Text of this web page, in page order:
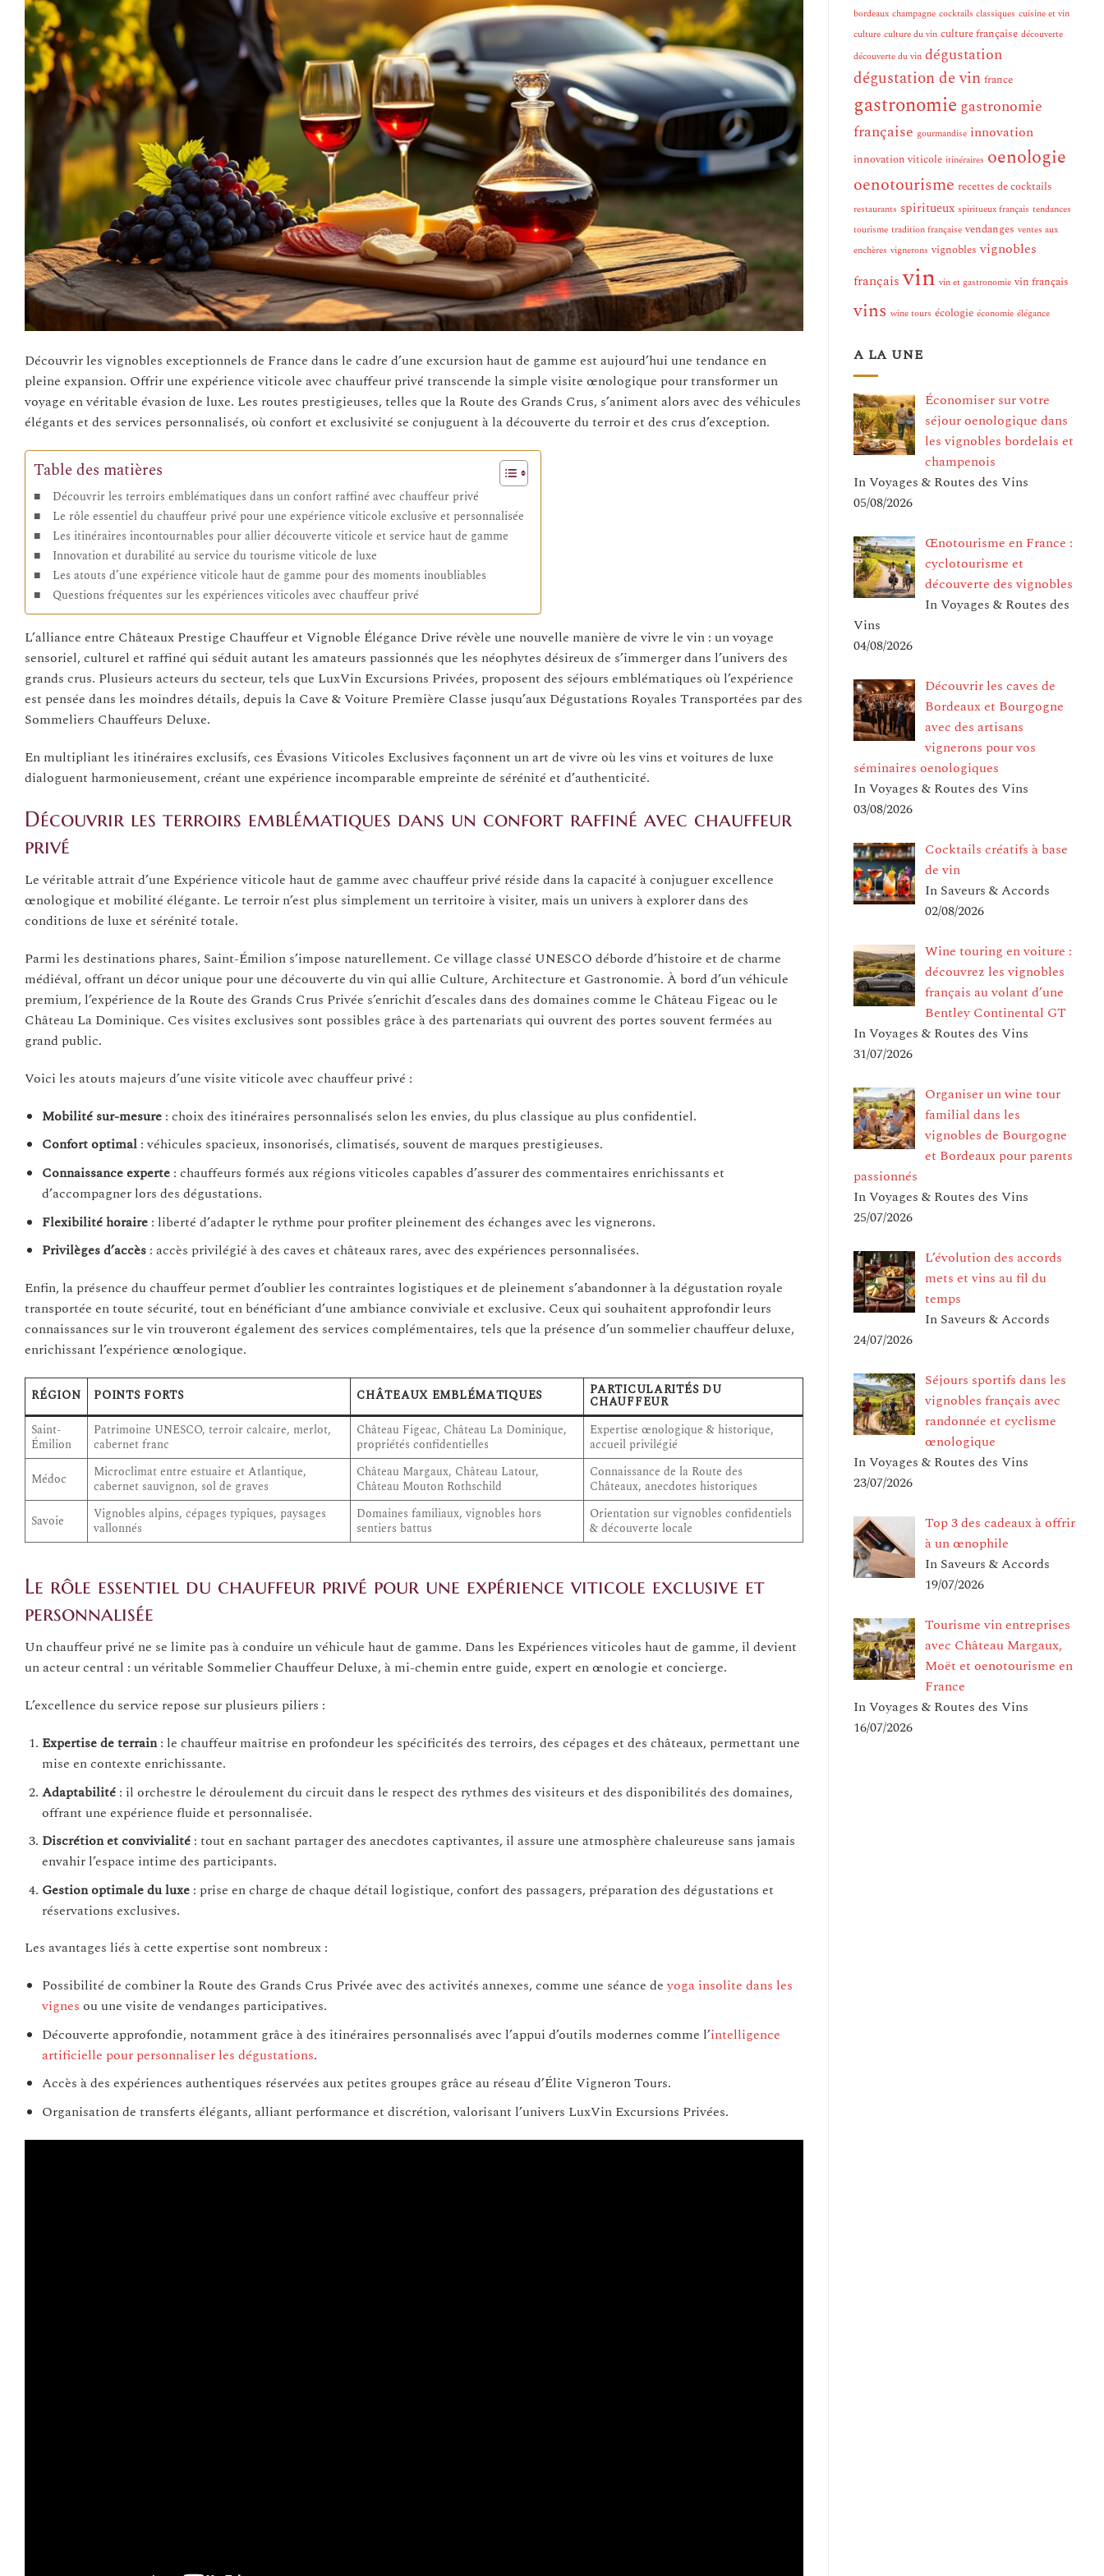
Découvrir les vignobles exceptionnels de France dans le cadre d’une excursion haut de gamme est aujourd’hui une tendance en
pleine expansion. Offrir une expérience viticole avec chauffeur privé transcende la simple visite œnologique pour transformer un
voyage en véritable évasion de luxe. Les routes prestigieuses, telles que la Route des Grands Crus, s’animent alors avec des véhicules
élégants et des services personnalisés, où confort et exclusivité se conjuguent à la découverte du terroir et des crus d’exception.
Table des matières
Découvrir les terroirs emblématiques dans un confort raffiné avec chauffeur privé
Le rôle essentiel du chauffeur privé pour une expérience viticole exclusive et personnalisée
Les itinéraires incontournables pour allier découverte viticole et service haut de gamme
Innovation et durabilité au service du tourisme viticole de luxe
Les atouts d’une expérience viticole haut de gamme pour des moments inoubliables
Questions fréquentes sur les expériences viticoles avec chauffeur privé
L’alliance entre Châteaux Prestige Chauffeur et Vignoble Élégance Drive révèle une nouvelle manière de vivre le vin : un voyage
sensoriel, culturel et raffiné qui séduit autant les amateurs passionnés que les néophytes désireux de s’immerger dans l’univers des
grands crus. Plusieurs acteurs du secteur, tels que LuxVin Excursions Privées, proposent des séjours emblématiques où l’expérience
est pensée dans les moindres détails, depuis la Cave & Voiture Première Classe jusqu’aux Dégustations Royales Transportées par des
Sommeliers Chauffeurs Deluxe.
En multipliant les itinéraires exclusifs, ces Évasions Viticoles Exclusives façonnent un art de vivre où les vins et voitures de luxe
dialoguent harmonieusement, créant une expérience incomparable empreinte de sérénité et d’authenticité.
Découvrir les terroirs emblématiques dans un confort raffiné avec chauffeur
privé
Le véritable attrait d’une Expérience viticole haut de gamme avec chauffeur privé réside dans la capacité à conjuguer excellence
œnologique et mobilité élégante. Le terroir n’est plus simplement un territoire à visiter, mais un univers à explorer dans des
conditions de luxe et sérénité totale.
Parmi les destinations phares, Saint-Émilion s’impose naturellement. Ce village classé UNESCO déborde d’histoire et de charme
médiéval, offrant un décor unique pour une découverte du vin qui allie Culture, Architecture et Gastronomie. À bord d’un véhicule
premium, l’expérience de la Route des Grands Crus Privée s’enrichit d’escales dans des domaines comme le Château Figeac ou le
Château La Dominique. Ces visites exclusives sont possibles grâce à des partenariats qui ouvrent des portes souvent fermées au
grand public.
Voici les atouts majeurs d’une visite viticole avec chauffeur privé :
Mobilité sur-mesure: choix des itinéraires personnalisés selon les envies, du plus classique au plus confidentiel.
Confort optimal: véhicules spacieux, insonorisés, climatisés, souvent de marques prestigieuses.
Connaissance experte: chauffeurs formés aux régions viticoles capables d’assurer des commentaires enrichissants et
d’accompagner lors des dégustations.
Flexibilité horaire: liberté d’adapter le rythme pour profiter pleinement des échanges avec les vignerons.
Privilèges d’accès: accès privilégié à des caves et châteaux rares, avec des expériences personnalisées.
Enfin, la présence du chauffeur permet d’oublier les contraintes logistiques et de pleinement s’abandonner à la dégustation royale
transportée en toute sécurité, tout en bénéficiant d’une ambiance conviviale et exclusive. Ceux qui souhaitent approfondir leurs
connaissances sur le vin trouveront également des services complémentaires, tels que la présence d’un sommelier chauffeur deluxe,
enrichissant l’expérience œnologique.
RÉGION POINTS FORTS CHÂTEAUX EMBLÉMATIQUES PARTICULARITÉS DU
CHAUFFEUR
Saint-
Émilion
Patrimoine UNESCO, terroir calcaire, merlot,
cabernet franc
Château Figeac, Château La Dominique,
propriétés confidentielles
Expertise œnologique & historique,
accueil privilégié
Médoc
Microclimat entre estuaire et Atlantique,
cabernet sauvignon, sol de graves
Château Margaux, Château Latour,
Château Mouton Rothschild
Connaissance de la Route des
Châteaux, anecdotes historiques
Savoie
Vignobles alpins, cépages typiques, paysages
vallonnés
Domaines familiaux, vignobles hors
sentiers battus
Orientation sur vignobles confidentiels
& découverte locale
Le rôle essentiel du chauffeur privé pour une expérience viticole exclusive et
personnalisée
Un chauffeur privé ne se limite pas à conduire un véhicule haut de gamme. Dans les Expériences viticoles haut de gamme, il devient
un acteur central : un véritable Sommelier Chauffeur Deluxe, à mi-chemin entre guide, expert en œnologie et concierge.
L’excellence du service repose sur plusieurs piliers :
Expertise de terrain: le chauffeur maîtrise en profondeur les spécificités des terroirs, des cépages et des châteaux, permettant une
mise en contexte enrichissante.
Adaptabilité: il orchestre le déroulement du circuit dans le respect des rythmes des visiteurs et des disponibilités des domaines,
offrant une expérience fluide et personnalisée.
Discrétion et convivialité: tout en sachant partager des anecdotes captivantes, il assure une atmosphère chaleureuse sans jamais
envahir l’espace intime des participants.
Gestion optimale du luxe: prise en charge de chaque détail logistique, confort des passagers, préparation des dégustations et
réservations exclusives.
Les avantages liés à cette expertise sont nombreux :
Possibilité de combiner la Route des Grands Crus Privée avec des activités annexes, comme une séance deyoga insolite dans les
vignes ou une visite de vendanges participatives.
Découverte approfondie, notamment grâce à des itinéraires personnalisés avec l’appui d’outils modernes comme l’intelligence
artificielle pour personnaliser les dégustations.
Accès à des expériences authentiques réservées aux petites groupes grâce au réseau d’Élite Vigneron Tours.
Organisation de transferts élégants, alliant performance et discrétion, valorisant l’univers LuxVin Excursions Privées.
bordeaux champagne cocktails classiques cuisine et vin
culture culture du vin culture française découverte
découverte du vin dégustation
dégustation de vin france
gastronomie gastronomie
française gourmandise innovation
innovation viticole itinéraires oenologie
oenotourisme recettes de cocktails
restaurants spiritueux spiritueux français tendances
tourisme tradition française vendanges ventes aux
enchères vignerons vignobles vignobles
français vin vin et gastronomie vin français
vins wine tours écologie économie élégance
A LA UNE
Économiser sur votre
séjour oenologique dans
les vignobles bordelais et
champenois
In Voyages & Routes des Vins
05/08/2026
Œnotourisme en France :
cyclotourisme et
découverte des vignobles
In Voyages & Routes des
Vins
04/08/2026
Découvrir les caves de
Bordeaux et Bourgogne
avec des artisans
vignerons pour vos
séminaires oenologiques
In Voyages & Routes des Vins
03/08/2026
Cocktails créatifs à base
de vin
In Saveurs & Accords
02/08/2026
Wine touring en voiture :
découvrez les vignobles
français au volant d’une
Bentley Continental GT
In Voyages & Routes des Vins
31/07/2026
Organiser un wine tour
familial dans les
vignobles de Bourgogne
et Bordeaux pour parents
passionnés
In Voyages & Routes des Vins
25/07/2026
L’évolution des accords
mets et vins au fil du
temps
In Saveurs & Accords
24/07/2026
Séjours sportifs dans les
vignobles français avec
randonnée et cyclisme
œnologique
In Voyages & Routes des Vins
23/07/2026
Top 3 des cadeaux à offrir
à un œnophile
In Saveurs & Accords
19/07/2026
Tourisme vin entreprises
avec Château Margaux,
Moët et oenotourisme en
France
In Voyages & Routes des Vins
16/07/2026